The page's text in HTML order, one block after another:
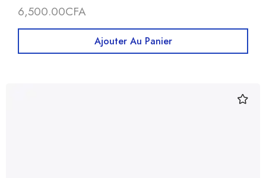
6,500.00CFA
Ajouter Au Panier